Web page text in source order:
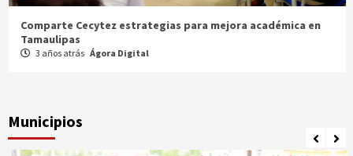
Comparte Cecytez estrategias para mejora académica en
Tamaulipas
3 años atrás Ágora Digital
Municipios